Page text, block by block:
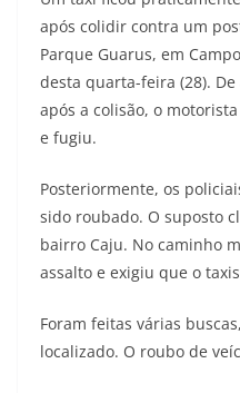
após colidir contra um
Parque Guarus, em
desta quarta-feira (28).
após a colisão, o
e fugiu.
Posteriormente, os
sido roubado. O suposto
bairro Caju. No caminho
assalto e exigiu que o
Foram feitas várias
localizado. O roubo de